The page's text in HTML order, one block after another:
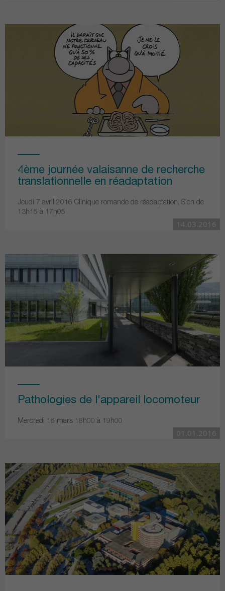
4ème journée valaisanne de recherche
translationnelle en réadaptation
Jeudi 7 avril 2016 Clinique romande de réadaptation, Sion de
13h15 à 17h05
14.03.2016
Pathologies de l'appareil locomoteur
Mercredi 16 mars 18h00 à 19h00
01.01.2016